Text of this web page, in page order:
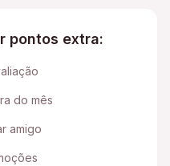
pontos extra:
do mês
amigo